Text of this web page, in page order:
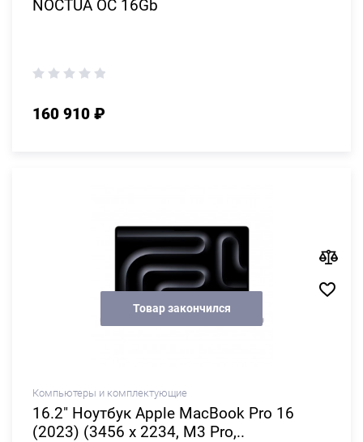
NOCTUA OC 16Gb
160 910 ₽
Товар закончился
Компьютеры и комплектующие
16.2" Ноутбук Apple MacBook Pro 16
(2023) (3456 x 2234, M3 Pro,..